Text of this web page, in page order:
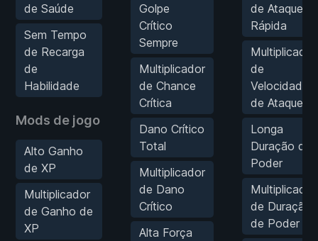
de Saúde
Sem Tempo
de Recarga
de
Habilidade
Mods de jogo
Alto Ganho
de XP
Multiplicador
de Ganho de
XP
Golpe
Crítico
Sempre
Multiplicador
de Chance
Crítica
Dano Crítico
Total
Multiplicador
de Dano
Crítico
Alta Força
de Ataque
Rápida
Multiplicador
de
Velocidade
de Ataque
Longa
Duração de
Poder
Multiplicador
de Duração
de Poder